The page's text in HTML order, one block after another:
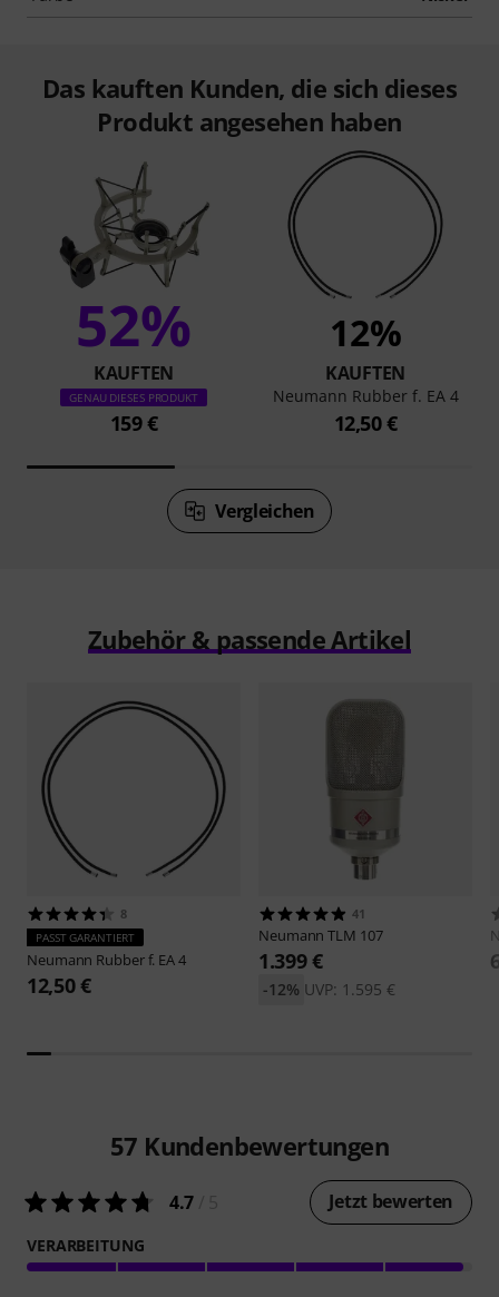
Das kauften Kunden, die sich dieses
Produkt angesehen haben
52%
KAUFTEN
GENAU DIESES PRODUKT
159 €
12%
KAUFTEN
Neumann Rubber f. EA 4
12,50 €
Vergleichen
Zubehör & passende Artikel
8
PASST GARANTIERT
Neumann Rubber f. EA 4
12,50 €
41
NeumannTLM 107
1.399 €
UVP: 1.595 €
-12%
57 Kundenbewertungen
4.7 Jetzt bewerten
VERARBEITUNG